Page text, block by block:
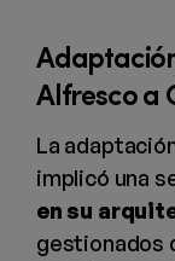
Alfresco a
La
implicó una
en su
gestionados